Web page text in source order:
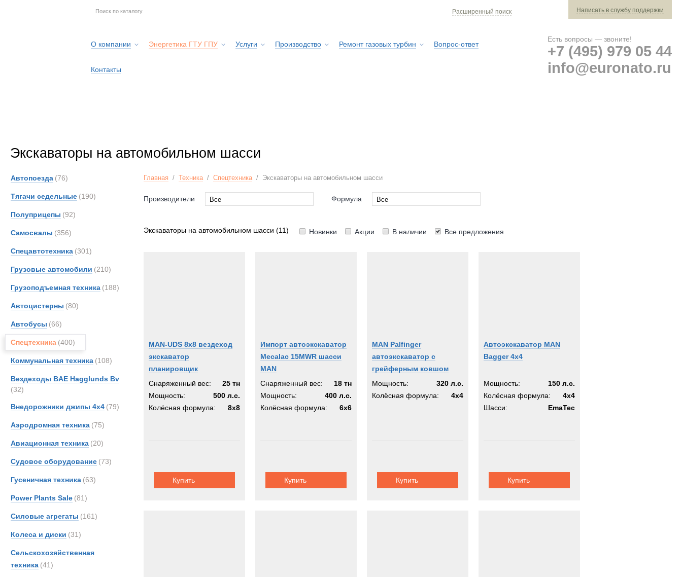
Расширенный поиск Написать в службу поддержки
О компании Энергетика ГТУ ГПУ Услуги Производство Ремонт газовых турбин Вопрос-ответ
Контакты
Есть вопросы — звоните!
+7 (495) 979 05 44
info@euronato.ru
Экскаваторы на автомобильном шасси
Автопоезда (76)
Тягачи седельные (190)
Полуприцепы (92)
Самосвалы (356)
Спецавтотехника (301)
Грузовые автомобили (210)
Грузоподъемная техника (188)
Автоцистерны (80)
Автобусы (66)
Спецтехника (400)
Коммунальная техника (108)
Вездеходы BAE Hagglunds Bv
(32)
Внедорожники джипы 4х4 (79)
Аэродромная техника (75)
Авиационная техника (20)
Судовое оборудование (73)
Гусеничная техника (63)
Power Plants Sale (81)
Силовые агрегаты (161)
Колеса и диски (31)
Сельскохозяйственная
техника (41)
Главная / Техника/ Спецтехника/ Экскаваторы на автомобильном шасси
Производители
Все
Iveco
Формула
Все
4x4
Экскаваторы на автомобильном шасси (11) Новинки Акции В наличии Все предложения
MAN-UDS 8x8 вездеход
экскаватор
планировщик
Снаряженный вес:
25 тн
Мощность:
500 л.с.
Колёсная формула:
8x8
Купить
Импорт автоэкскаватор
Mecalac 15MWR шасси
MAN
Снаряженный вес:
18 тн
Мощность:
400 л.с.
Колёсная формула:
6x6
Купить
MAN Palfinger
автоэкскаватор с
грейферным ковшом
Мощность:
320 л.с.
Колёсная формула:
4x4
Купить
Автоэкскаватор MAN
Bagger 4x4
Мощность:
150 л.с.
Колёсная формула:
4x4
Шасси:
EmaTec
Купить